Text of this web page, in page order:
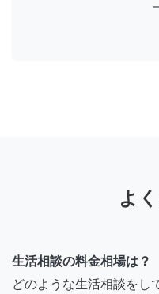
よ
生活相談の料金相場は？
どのような生活相談をし